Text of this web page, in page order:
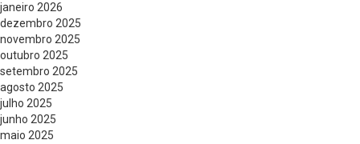
janeiro 2026
dezembro 2025
novembro 2025
outubro 2025
setembro 2025
agosto 2025
julho 2025
junho 2025
maio 2025